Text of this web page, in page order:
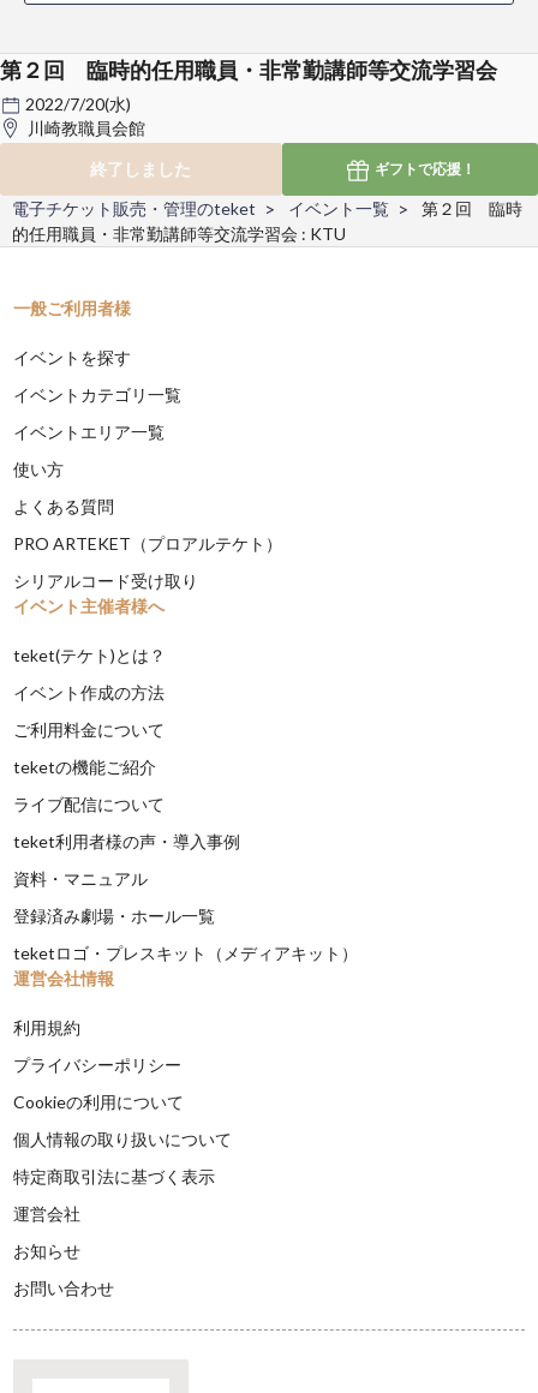
第２回 臨時的任用職員・非常勤講師等交流学習会
2022/7/20(水)
川崎教職員会館
終了しました
ギフトで応援！
電子チケット販売・管理のteket イベント一覧
第２回 臨時
的任用職員・非常勤講師等交流学習会 : KTU
一般ご利用者様
イベントを探す
イベントカテゴリ一覧
イベントエリア一覧
使い方
よくある質問
PRO ARTEKET（プロアルテケト）
シリアルコード受け取り
イベント主催者様へ
teket(テケト)とは？
イベント作成の方法
ご利用料金について
teketの機能ご紹介
ライブ配信について
teket利用者様の声・導入事例
資料・マニュアル
登録済み劇場・ホール一覧
teketロゴ・プレスキット（メディアキット）
運営会社情報
利用規約
プライバシーポリシー
Cookieの利用について
個人情報の取り扱いについて
特定商取引法に基づく表示
運営会社
お知らせ
お問い合わせ